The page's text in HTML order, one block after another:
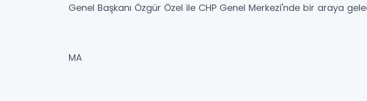
Genel Başkanı Özgür Özel ile CHP Genel Merkezi'nde bir araya
MA